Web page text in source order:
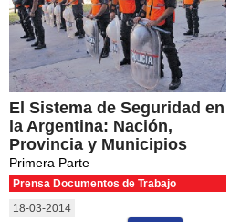
El Sistema de Seguridad en
la Argentina: Nación,
Provincia y Municipios
Primera Parte
Prensa Documentos de Trabajo
18-03-2014